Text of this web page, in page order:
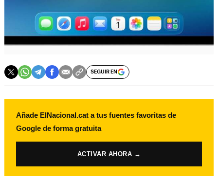
SEGUIR EN
Añade ElNacional.cat a tus fuentes favoritas de
Google de forma gratuita
ACTIVAR AHORA →